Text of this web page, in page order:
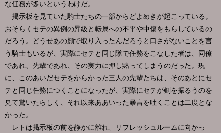
な任務が多いというわけだ。
掲示板を見ていた騎士たちの一部からどよめきが起こっている。
おそらくセテの異例の昇級と転属への不平や中傷をもらしているの
だろう。どうせあの顔で取り入ったんだろうと口さがないことを言
う騎士もいるが、実際にセテと同じ隊で任務をこなした者は、同僚
であれ、先輩であれ、その実力に押し黙ってしまうのだった。現
に、このあいだセテをからかった三人の先輩たちは、そのあとにセ
テと同じ任務につくことになったが、実際にセテが剣を振るうのを
見て驚いたらしく、それ以来ああいった暴言を吐くことは二度とな
かった。
レトは掲示板の前を静かに離れ、リフレッシュルームに向かっ